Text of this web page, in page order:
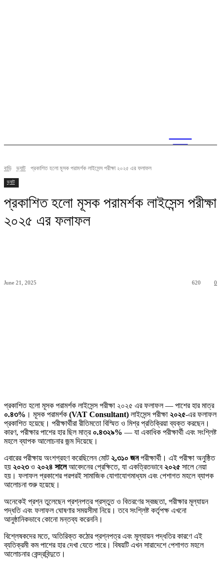
news
বাড়ি ভ্যাট প্রকাশিত হলো মূসক পরামর্শক লাইসেন্স পরীক্ষা ২০২৫ এর ফলাফল
ভ্যাট
প্রকাশিত হলো মূসক পরামর্শক লাইসেন্স পরীক্ষা
২০২৫ এর ফলাফল
June 21, 2025 0
620
প্রকাশিত হলো মূসক পরামর্শক লাইসেন্স পরীক্ষা ২০২৫ এর ফলাফল — পাশের হার মাত্র
০.৪৩% । মূসক পরামর্শক (VAT Consultant) লাইসেন্স পরীক্ষা ২০২৫-এর ফলাফল
প্রকাশিত হয়েছে। পরীক্ষার্থীরা রীতিমতো বিস্মিত ও মিশ্র প্রতিক্রিয়া ব্যক্ত করছেন।
কারণ, পরীক্ষার পাশের হার ছিল মাত্র ০.৪৩২৯% — যা একাধিক পরীক্ষার্থী এবং সংশ্লিষ্ট
মহলে ব্যাপক আলোচনার জন্ম দিয়েছে।
এবারের পরীক্ষায় অংশগ্রহণ করেছিলেন মোট২,৩১০ জনপরীক্ষার্থী। এই পরীক্ষা অনুষ্ঠিত
হয় ২০২৩ও ২০২৪ সালেআবেদনের প্রেক্ষিতে, যা একত্রিতভাবে২০২৫ সালে নেয়া
হয়। ফলাফল প্রকাশের পরপরই সামাজিক যোগাযোগমাধ্যম এবং পেশাগত মহলে ব্যাপক
আলোচনা শুরু হয়েছে।
অনেকেই প্রশ্ন তুলেছেন প্রশ্নপত্র প্রস্তুত ও বিতরণের স্বচ্ছতা, পরীক্ষার মূল্যায়ন
পদ্ধতি এবং ফলাফল ঘোষণার সময়সীমা নিয়ে। তবে সংশ্লিষ্ট কর্তৃপক্ষ এখনো
আনুষ্ঠানিকভাবে কোনো মন্তব্য করেননি।
বিশ্লেষকদের মতে, অতিরিক্ত কঠোর প্রশ্নপত্র এবং মূল্যায়ন পদ্ধতির কারণে এই
ব্যতিক্রমী কম পাশের হার দেখা যেতে পারে। বিষয়টি এখন সারাদেশে পেশাগত মহলে
আলোচনার কেন্দ্রবিন্দুতে।